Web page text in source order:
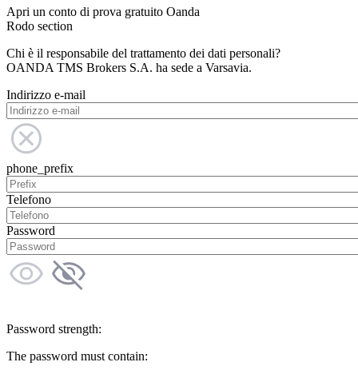
Apri un conto di prova gratuito Oanda
Rodo section
Chi è il responsabile del trattamento dei dati personali?
OANDA TMS Brokers S.A. ha sede a Varsavia.
Indirizzo e-mail
phone_prefix
Telefono
Password
Password strength:
The password must contain: